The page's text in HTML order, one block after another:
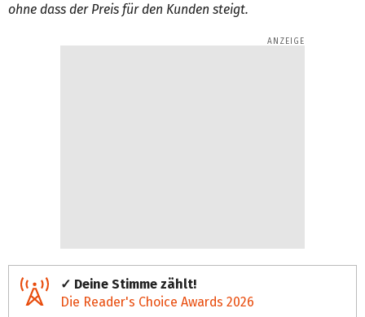
ohne dass der Preis für den Kunden steigt.
✓ Deine Stimme zählt!
Die Reader's Choice Awards 2026